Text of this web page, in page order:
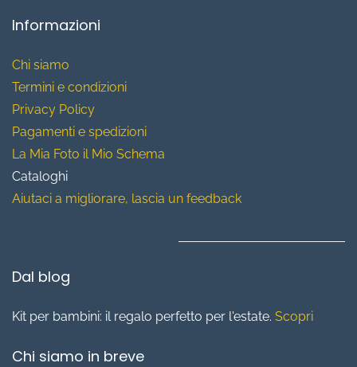
Informazioni
Chi siamo
Termini e condizioni
Privacy Policy
Pagamenti e spedizioni
La Mia Foto il Mio Schema
Cataloghi
Aiutaci a migliorare, lascia un feedback
Dal blog
Kit per bambini: il regalo perfetto per l'estate. Scopri
Chi siamo in breve